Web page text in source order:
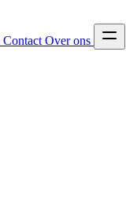
Contact Over ons